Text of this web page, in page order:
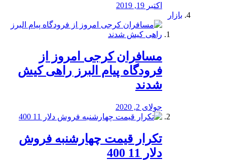
اکتبر 19, 2019
بازار
مسافران کرجی امروز از
فرودگاه پیام البرز راهی کیش
شدند
جولای 2, 2020
تکرار قیمت چهارشنبه فروش
دلار 11 400